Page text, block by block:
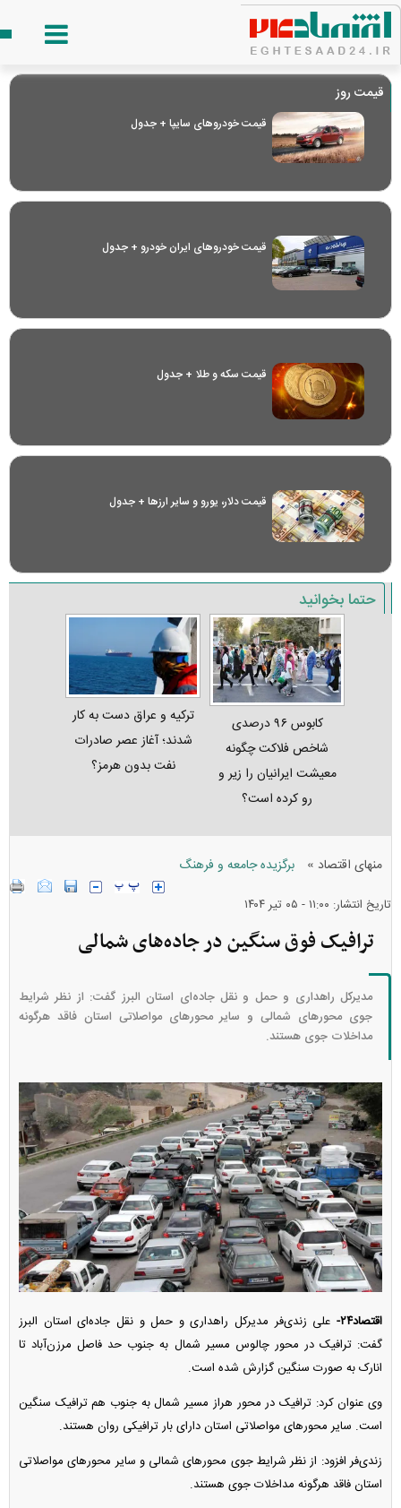
قیمت روز
قیمت خودرو‌های سایپا + جدول
قیمت خودرو‌های ایران خودرو + جدول
قیمت سکه و طلا + جدول
قیمت دلار، یورو و سایر ارز‌ها + جدول
حتما بخوانید
کابوس ۹۶ درصدی
شاخص فلاکت چگونه
معیشت ایرانیان را زیر و
رو کرده است؟
ترکیه و عراق دست به کار
شدند؛ آغاز عصر صادرات
نفت بدون هرمز؟
منهای اقتصاد » برگزیده جامعه و فرهنگ
تاریخ انتشار: ۱۱:۰۰ - ۰۵ تير ۱۴۰۴
ترافیک فوق سنگین در جاده‌های شمالی
مدیرکل راهداری و حمل و نقل جاده‌ای استان البرز گفت: از نظر شرایط
جوی محور‌های شمالی و سایر محور‌های مواصلاتی استان فاقد هرگونه
مداخلات جوی هستند.
اقتصاد۲۴-
علی زندی‌فر مدیرکل راهداری و حمل و نقل جاده‌ای استان البرز
گفت: ترافیک در محور چالوس مسیر شمال به جنوب حد فاصل مرزن‌آباد تا
انارک به صورت سنگین گزارش شده است.
وی عنوان کرد: ترافیک در محور هراز مسیر شمال به جنوب هم ترافیک سنگین
است. سایر محور‌های مواصلاتی استان دارای بار ترافیکی روان هستند.
زندی‌فر افزود: از نظر شرایط جوی محور‌های شمالی و سایر محور‌های مواصلاتی
استان فاقد هرگونه مداخلات جوی هستند.